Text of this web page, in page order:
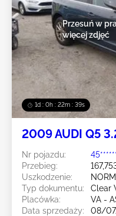
1d : 0h : 22m : 36s
Przesuń w
więcej zdjęć
2009 AUDI Q5
Nr pojazdu:
Przebieg:
Uszkodzenie:
Typ dokumentu:
Clear
Placówka:
VA -
Data sprzedaży:
08/